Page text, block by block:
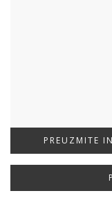
PREUZMITE